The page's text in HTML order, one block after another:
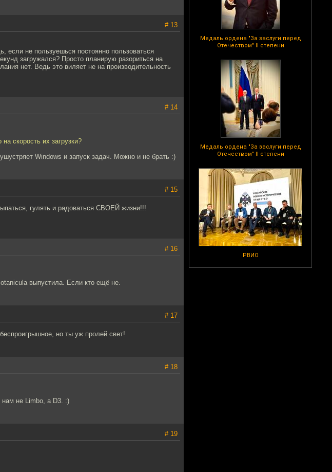
Медаль ордена "За заслуги перед
Отечеством" II степени
Медаль ордена "За заслуги перед
Отечеством" II степени
РВИО
# 13
не пользуешься постоянно пользоваться
загружался? Просто планирую разориться на
нет. Ведь это виляет не на производительность
# 14
скорость их загрузки?
Windows и запуск задач. Можно и не брать :)
# 15
гулять и радоваться СВОЕЙ жизни!!!
# 16
выпустила. Если кто ещё не.
# 17
но ты уж пролей свет!
# 18
не Limbo, а D3. :)
# 19